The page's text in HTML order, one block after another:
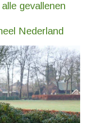
gevallenen
Nederland